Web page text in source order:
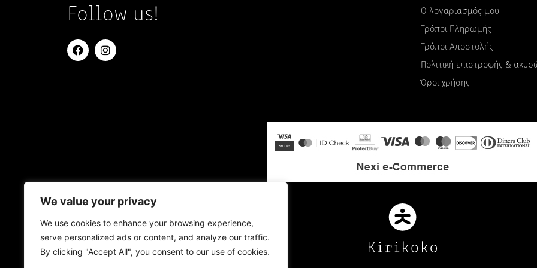
We value your privacy
We use cookies to enhance your browsing experience,
serve personalized ads or content, and analyze our traffic.
By clicking "Accept All", you consent to our use of cookies.
Follow us!
Ο λογαριασμός μου
Τρόποι Πληρωμής
Τρόποι Αποστολής
Πολιτική επιστροφής &
Όροι χρήσης